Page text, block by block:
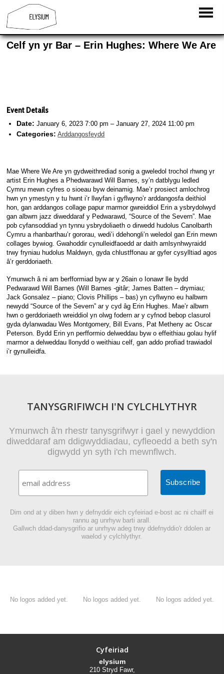
Celf yn yr Bar – Erin Hughes: Where We Are
Event Details
Date: January 6, 2023 7:00 pm –January 27, 2024 11:00 pm
Categories: Arddangosfeydd
MaeWhere We Are yn gydweithrediad sonig a gweledol trochol rhwng yr
artist Erin Hughes a Phedwarawd Will Barnes, sy’n datblygu ledled
Cymru mewn cyfres o sioeau byw deinamig. Mae’r prosiect amlochrog
hwn yn ymestyn y tu hwnt i’r llwyfan i gyflwyno’r arddangosfa deithiol
hon, gan arddangos collage papur marmor gwreiddiol Erin a ysbrydolwyd
gan albwm jazz diweddaraf y Pedwarawd, “Source of the Severn”. Mae
pob cyfansoddiad yn tynnu ysbrydoliaeth o dirwedd hudolus Canolbarth
Cymru a rhanbarthau’r gororau, wedi’i ddehongli’n weledol gan Erin mewn
collages bywiog. Gwahoddir cynulleidfaoedd ar daith amlsynhwyraidd
trwy fryniau hudolus Maldwyn, gyda chlustffonau ar gyfer cysylltiad agos
â’r gerddoriaeth.
Ymunwch â ni am berfformiad byw ar y 26ain o Ionawr lle bydd
Pedwarawd Will Barnes (Will Barnes -gitâr; James Batten – drymiau;
Jack Gonsalez – piano; Clovis Phillips – bas) yn cyflwyno eu halbwm
newydd “Source of the Severn” ar y cyd âg Erin Hughes. Mae’r albwm
hwn o gerddoriaeth wreiddiol yn olwg fodern ar y cyfnod bebop clasurol
gyda dylanwadau Wes Montgomery, Bill Evans, Pat Metheny ac Oscar
Peterson. Bydd Erin yn perfformio delweddau byw o effeithiau golau hylif
marmor a delweddau llonydd o weithiau celf, gan addo profiad trawiadol
i’r gynulleidfa.
TANYSGRIFIWCH I'N CYLCHLYTHYR
Ymunwch â'n rhestr tanysgrifwyr i gael y newyddion
diweddaraf am ddigwyddiadau, cyfleoedd a beth sy'n
digwydd yn syth i'ch mewnflwch.
Dim ond at y diben hwn y defnyddir eich cyfeiriad e-bost ac ni chaiff ei
rannu ag unrhyw barti arall.
Gallwch ddad-danysgrifio ar unrhyw adeg trwy ddefnyddio'r ddolen ar
waelod y cylchlythyr.
No logos added yet. No logos added yet. No logos added yet.
Cyfeiriad
elysium
210 Stryd Fawr,